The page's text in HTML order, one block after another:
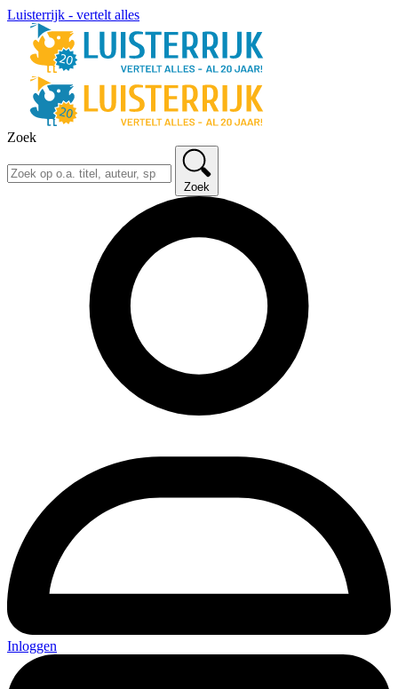
Luisterrijk - vertelt alles
Zoek
Zoek
Inloggen